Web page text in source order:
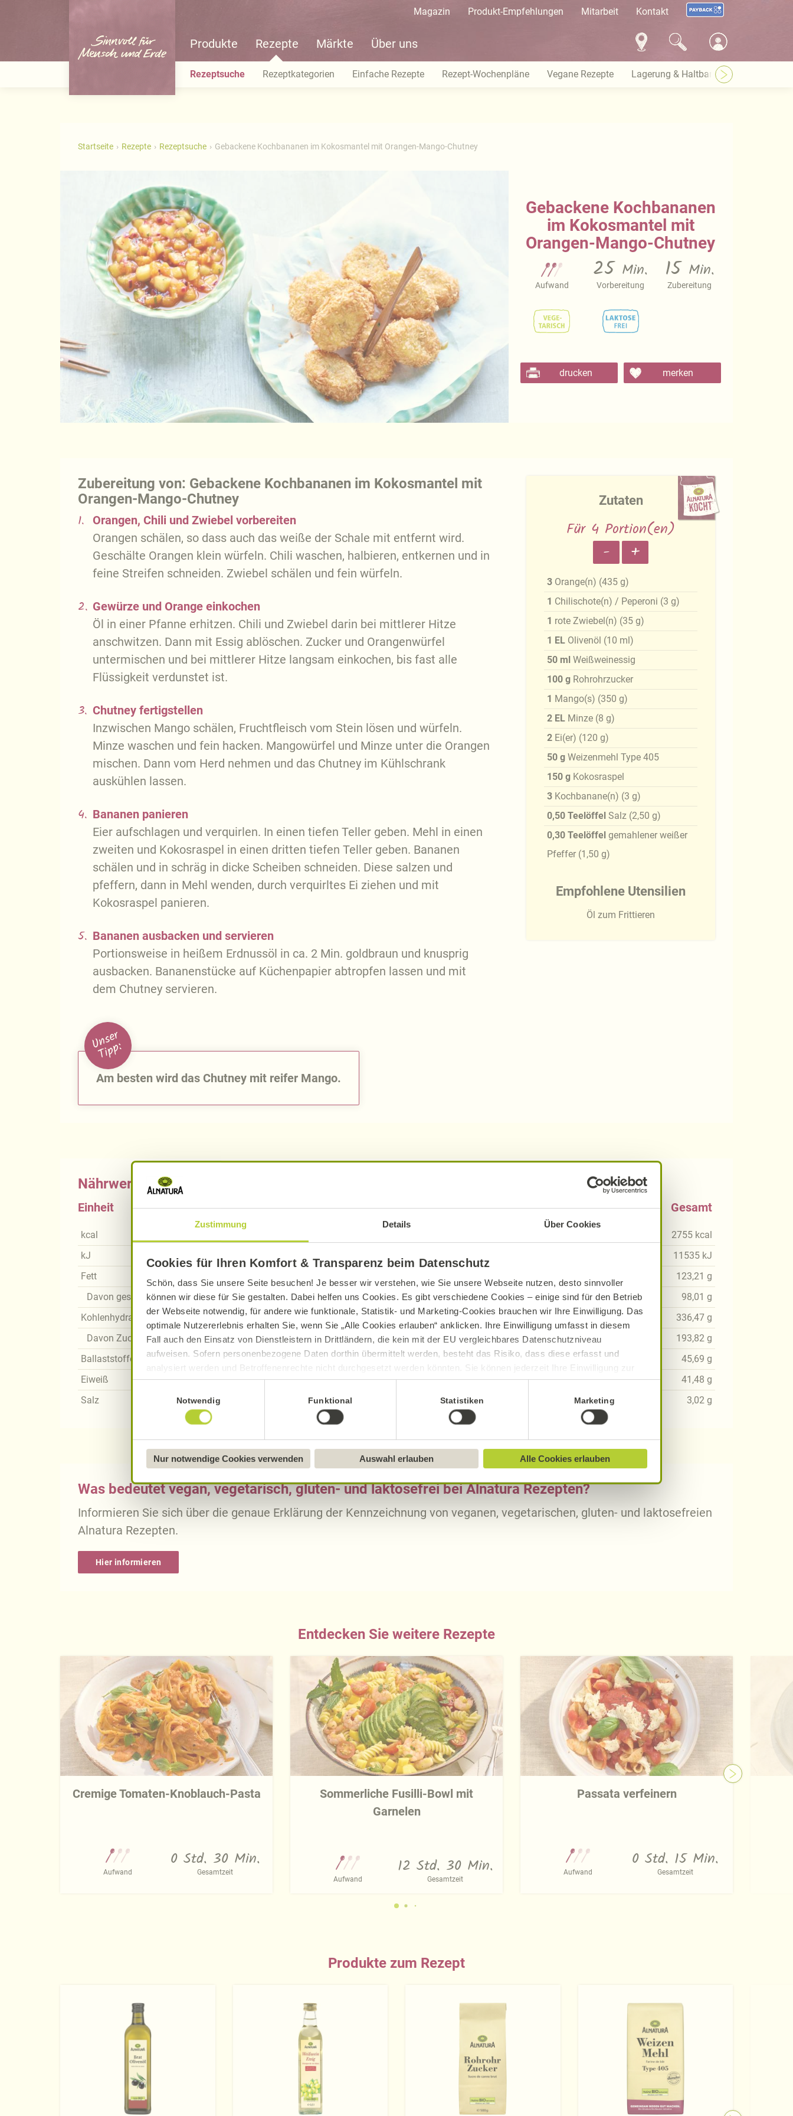
Zustimmung Details Über Cookies
Cookies für Ihren Komfort & Transparenz beim Datenschutz
Schön, dass Sie unsere Seite besuchen! Je besser wir verstehen, wie Sie unsere Webseite nutzen, desto sinnvoller
können wir diese für Sie gestalten. Dabei helfen uns Cookies. Es gibt verschiedene Cookies – einige sind für den Betrieb
der Webseite notwendig, für andere wie funktionale, Statistik- und Marketing-Cookies brauchen wir Ihre Einwilligung. Das
optimale Nutzererlebnis erhalten Sie, wenn Sie „Alle Cookies erlauben“ anklicken. Ihre Einwilligung umfasst in diesem
Fall auch den Einsatz von Dienstleistern in Drittländern, die kein mit der EU vergleichbares Datenschutzniveau
aufweisen. Sofern personenbezogene Daten dorthin übermittelt werden, besteht das Risiko, dass diese erfasst und
analysiert werden und Betroffenenrechte nicht durchgesetzt werden könnten. Sie können jederzeit Ihre Einwilligung zur
Datenverarbeitung und -übermittlung widerrufen und Tools deaktivieren. Ausführliche Informationen finden Sie in unserer
Datenschutzerklärung
Näheres über uns erfahren Sie in unseremImpressum
Notwendig Funktional Statistiken Marketing
Nur notwendige Cookies verwenden Auswahl erlauben Alle Cookies erlauben
Magazin Produkt-Empfehlungen Mitarbeit Kontakt
Produkte Rezepte Märkte Über uns
Rezeptsuche Rezeptkategorien Einfache Rezepte Rezept-Wochenpläne Vegane Rezepte Lagerung & Haltbarkeit
Startseite Rezepte Rezeptsuche Gebackene Kochbananen im Kokosmantel mit Orangen-Mango-Chutney
Gebackene Kochbananen
im Kokosmantel mit
Orangen-Mango-Chutney
Aufwand
25 Min.
Vorbereitung
15 Min.
Zubereitung
drucken merken
Zubereitung von: Gebackene Kochbananen im Kokosmantel mit
Orangen-Mango-Chutney
1.
Orangen, Chili und Zwiebel vorbereiten
Orangen schälen, so dass auch das weiße der Schale mit entfernt wird.
Geschälte Orangen klein würfeln. Chili waschen, halbieren, entkernen und in
feine Streifen schneiden. Zwiebel schälen und fein würfeln.
2. Gewürze und Orange einkochen
Öl in einer Pfanne erhitzen. Chili und Zwiebel darin bei mittlerer Hitze
anschwitzen. Dann mit Essig ablöschen. Zucker und Orangenwürfel
untermischen und bei mittlerer Hitze langsam einkochen, bis fast alle
Flüssigkeit verdunstet ist.
3. Chutney fertigstellen
Inzwischen Mango schälen, Fruchtfleisch vom Stein lösen und würfeln.
Minze waschen und fein hacken. Mangowürfel und Minze unter die Orangen
mischen. Dann vom Herd nehmen und das Chutney im Kühlschrank
auskühlen lassen.
4. Bananen panieren
Eier aufschlagen und verquirlen. In einen tiefen Teller geben. Mehl in einen
zweiten und Kokosraspel in einen dritten tiefen Teller geben. Bananen
schälen und in schräg in dicke Scheiben schneiden. Diese salzen und
pfeffern, dann in Mehl wenden, durch verquirltes Ei ziehen und mit
Kokosraspel panieren.
5. Bananen ausbacken und servieren
Portionsweise in heißem Erdnussöl in ca. 2 Min. goldbraun und knusprig
ausbacken. Bananenstücke auf Küchenpapier abtropfen lassen und mit
dem Chutney servieren.
U
n
s
e
r
T
i
p
p
:
Am besten wird das Chutney mit reifer Mango.
Zutaten
Für 4 Portion(en)
- +
3 Orange(n) (435 g)
1 Chilischote(n) / Peperoni (3 g)
1 rote Zwiebel(n) (35 g)
1 EL Olivenöl (10 ml)
50 ml Weißweinessig
100 g Rohrohrzucker
1 Mango(s) (350 g)
2 EL Minze (8 g)
2 Ei(er) (120 g)
50 g Weizenmehl Type 405
150 g Kokosraspel
3 Kochbanane(n) (3 g)
0,50 Teelöffel Salz (2,50 g)
0,30 Teelöffel gemahlener weißer
Pfeffer (1,50 g)
Empfohlene Utensilien
Öl zum Frittieren
Nährwerte
Einheit
kcal
kJ
Fett
Davon gesättigte Fettsäuren
Kohlenhydrate
Davon Zucker
Ballaststoffe
Eiweiß
Salz
pro Portion
24,50g
84,12g
48,45g
11,42g
10,37g
0,75
pro 100 g
5,80g
19,91 g
11,47g
2,70g
2,45g
Gesamt
2755 kcal
11535 kJ
123,21 g
98,01 g
336,47 g
193,82 g
45,69 g
41,48 g
3,02 g
Was bedeutet vegan, vegetarisch, gluten- und laktosefrei bei Alnatura Rezepten?
Informieren Sie sich über die genaue Erklärung der Kennzeichnung von veganen, vegetarischen, gluten- und laktosefreien
Alnatura Rezepten.
Hier informieren
Entdecken Sie weitere Rezepte
Cremige Tomaten-Knoblauch-Pasta
Aufwand
0 Std. 30 Min.
Gesamtzeit
Sommerliche Fusilli-Bowl mit
Garnelen
Aufwand
12 Std. 30 Min.
Gesamtzeit
Passata verfeinern
Aufwand
0 Std. 15 Min.
Gesamtzeit
Produkte zum Rezept